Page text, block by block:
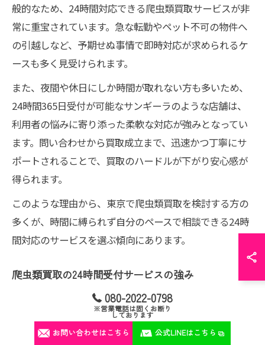
般的なため、24時間対応できる爬虫類買取サービスが非
常に重宝されています。急な転勤やペット不可の物件へ
の引越しなど、予期せぬ事情で即時対応が求められるケ
ースも多く見受けられます。
また、夜間や休日にしか時間が取れない方も多いため、
24時間365日受付が可能なサンギーラのような店舗は、
利用者の悩みに寄り添った柔軟な対応が強みとなってい
ます。問い合わせから買取成立まで、迅速かつ丁寧にサ
ポートされることで、買取のハードルが下がり安心感が
得られます。
このような理由から、東京で爬虫類買取を検討する方の
多くが、時間に縛られず自分のペースで相談できる24時
間対応のサービスを選ぶ傾向にあります。
爬虫類買取の24時間受付サービスの強み
24時間受付可能な爬虫類買取サービスの最大の強みは、
「緊急時でも即対応できる」ことです。サンギーラで
は、出張費無料・即日支払い・高価買取を組み合わせ、
080-2022-0798
※営業電話は固くお断り
しております
お問い合わせはこちら 公式LINEはこちら